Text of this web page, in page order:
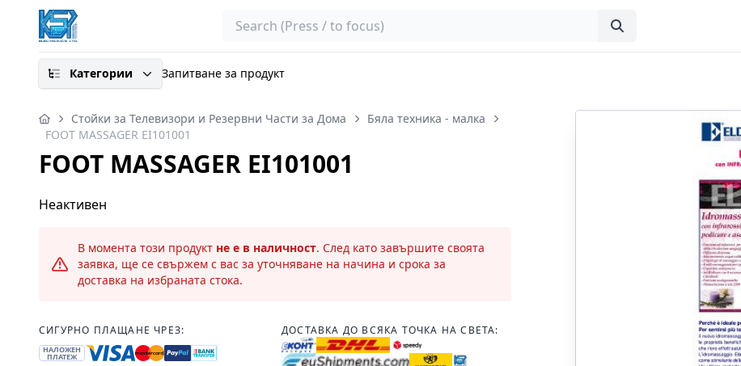
Search
Категории Запитване за продукт
Стойки за Телевизори и Резервни Части за Дома
Бяла техника - малка
FOOT MASSAGER EI101001
FOOT MASSAGER EI101001
Неактивен
В момента този продукт не е в наличност. След като завършите своята
заявка, ще се свържем с вас за уточняване на начина и срока за
доставка на избраната стока.
СИГУРНО ПЛАЩАНЕ ЧРЕЗ:
НАЛОЖЕН
ПЛАТЕЖ
ДОСТАВКА ДО ВСЯКА ТОЧКА НА СВЕТА: